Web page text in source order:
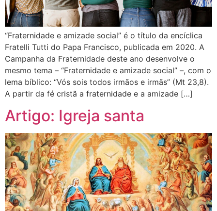
“Fraternidade e amizade social” é o título da encíclica
Fratelli Tutti do Papa Francisco, publicada em 2020. A
Campanha da Fraternidade deste ano desenvolve o
mesmo tema – “Fraternidade e amizade social” –, com o
lema bíblico: “Vós sois todos irmãos e irmãs” (Mt 23,8).
A partir da fé cristã a fraternidade e a amizade […]
Artigo: Igreja santa